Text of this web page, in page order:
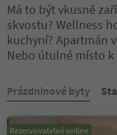
Má to být vkusně
skvostu? Wellness
kuchyní? Apartmán
Nebo útulné místo
Nacházíte se na
Prázdninové byty
Rezervovatelné online